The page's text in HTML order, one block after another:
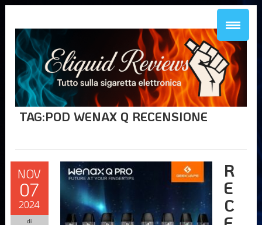
TAG:POD WENAX Q RECENSIONE
NOV
07
2024
di
R
E
C